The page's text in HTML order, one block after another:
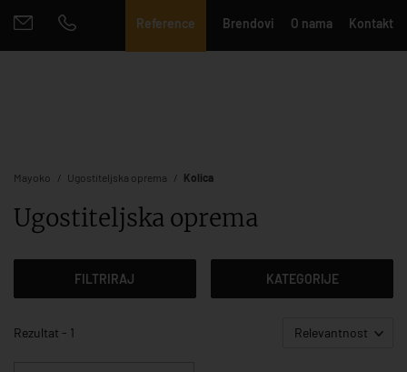
Reference Brendovi O nama Kontakt
Mayoko Ugostiteljska oprema Kolica
Ugostiteljska oprema
FILTRIRAJ KATEGORIJE
Rezultat - 1 Relevantnost